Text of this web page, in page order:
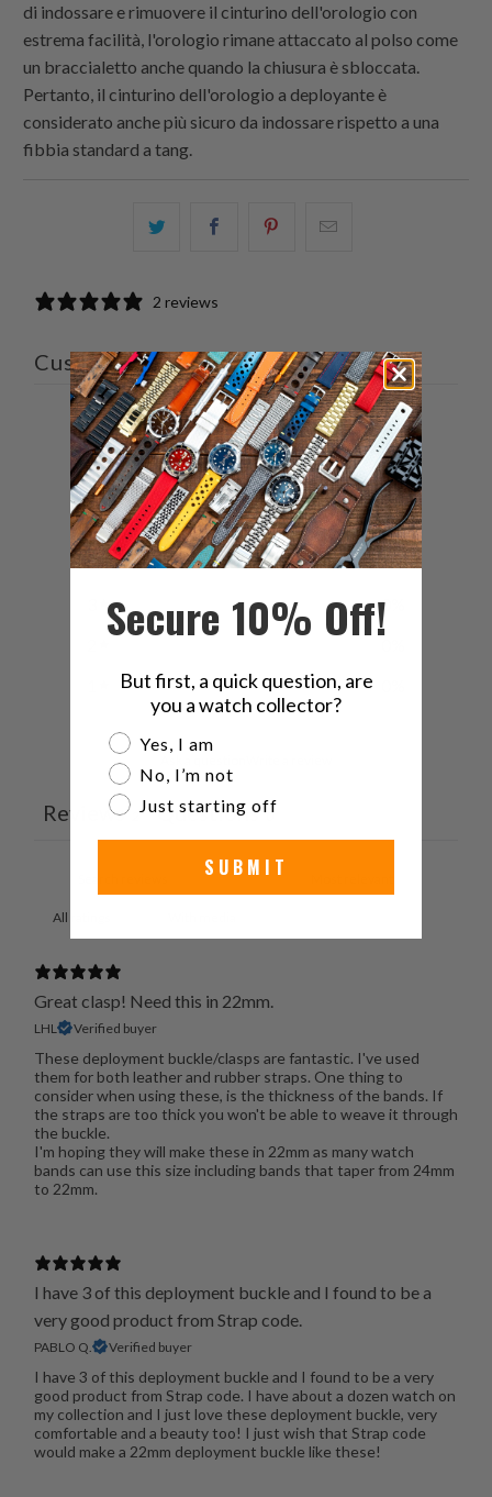
di indossare e rimuovere il cinturino dell'orologio con
estrema facilità, l'orologio rimane attaccato al polso come
un braccialetto anche quando la chiusura è sbloccata.
Pertanto, il cinturino dell'orologio a deployante è
considerato anche più sicuro da indossare rispetto a una
fibbia standard a tang.
Condividi
Twitter
Share
Condividi
2 reviews
Customer reviews
5 / 52 reviews
5 100%
4
0%
0
Reviews Questions 0
Great clasp! Need this in 22mm.
LHL Verified buyer
These deployment buckle/clasps are fantastic. I've used
them for both leather and rubber straps. One thing to
consider when using these, is the thickness of the bands. If
the straps are too thick you won't be able to weave it through
the buckle.
I'm hoping they will make these in 22mm as many watch
bands can use this size including bands that taper from 24mm
to 22mm.
I have 3 of this deployment buckle and I found to be a
very good product from Strap code.
PABLO Q. Verified buyer
I have 3 of this deployment buckle and I found to be a very
good product from Strap code. I have about a dozen watch on
my collection and I just love these deployment buckle, very
comfortable and a beauty too! I just wish that Strap code
would make a 22mm deployment buckle like these!
Secure 10% Off!
But first, a quick question, are
you a watch collector?
Are you a watch collector?
Yes, I am
No, I’m not
Just starting off
SUBMIT